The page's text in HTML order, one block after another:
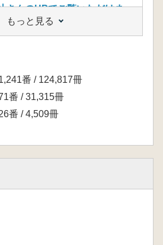
さんのHPでご覧いただけま
案内文より)
する豊岡市南部における詳細
告。合併により豊岡市となっ
日置・鶴岡・上郷地区では従
古墳が確認されていたが今
基を確認。大半は尾根上
もっと見る
番 / 124,817冊
番 / 31,315冊
番 / 4,509冊